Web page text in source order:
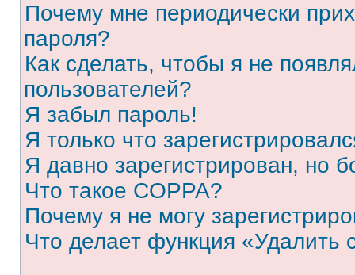
Почему мне периодически
пароля?
Как сделать, чтобы я не
пользователей?
Я забыл пароль!
Я только что
Я давно зарегистрирован, но
Что такое COPPA?
Почему я не могу
Что делает функция «Удалить